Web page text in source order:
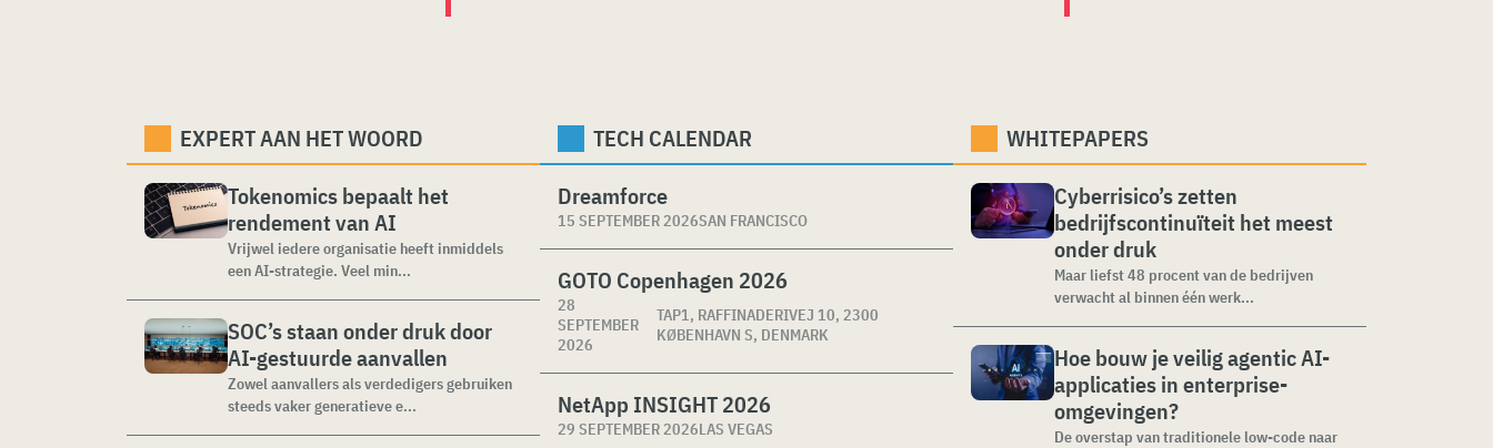
EXPERT AAN HET WOORD
Tokenomics bepaalt het
rendement van AI
Vrijwel iedere organisatie heeft inmiddels
een AI-strategie. Veel min...
SOC’s staan onder druk door
AI-gestuurde aanvallen
Zowel aanvallers als verdedigers gebruiken
steeds vaker generatieve e...
TECH CALENDAR
Dreamforce
15 SEPTEMBER 2026SAN FRANCISCO
GOTO Copenhagen 2026
28
SEPTEMBER
2026
TAP1, RAFFINADERIVEJ 10, 2300
KØBENHAVN S, DENMARK
NetApp INSIGHT 2026
29 SEPTEMBER 2026LAS VEGAS
WHITEPAPERS
Cyberrisico’s zetten
bedrijfscontinuïteit het meest
onder druk
Maar liefst 48 procent van de bedrijven
verwacht al binnen één werk...
Hoe bouw je veilig agentic AI-
applicaties in enterprise-
omgevingen?
De overstap van traditionele low-code naar